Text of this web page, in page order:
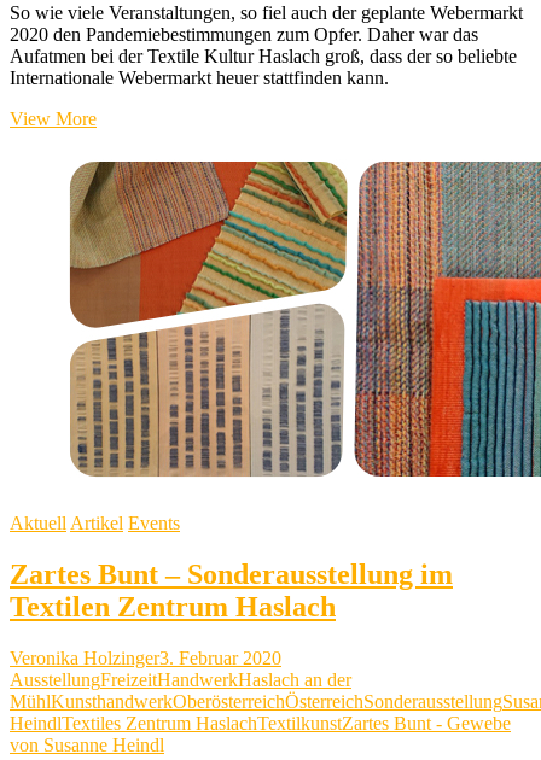
So wie viele Veranstaltungen, so fiel auch der geplante Webermarkt
2020 den Pandemiebestimmungen zum Opfer. Daher war das
Aufatmen bei der Textile Kultur Haslach groß, dass der so beliebte
Internationale Webermarkt heuer stattfinden kann.
View MoreInternationaler
2021
in
Haslach
Aktuell Artikel Events
Zartes Bunt – Sonderausstellung im
Textilen Zentrum Haslach
Veronika Holzinger3. Februar 2020
AusstellungFreizeitHandwerkHaslach an der
MühlKunsthandwerkOberösterreichÖsterreichSonderausstellung
HeindlTextiles Zentrum HaslachTextilkunstZartes Bunt - Gewebe
von Susanne Heindl